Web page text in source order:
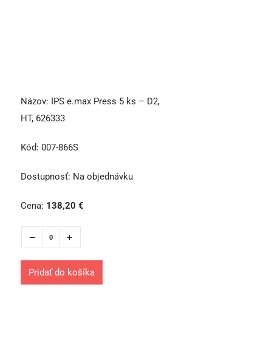
Názov:
IPS e.max Press 5 ks – D2,
HT, 626333
Kód: 007-866S
Dostupnosť: Na objednávku
Cena: 138,20 €
Pridať do košíka